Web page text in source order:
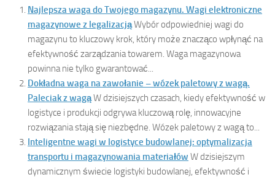
Najlepsza waga do Twojego magazynu. Wagi elektroniczne
magazynowe z legalizacjąWybór odpowiedniej wagi do
magazynu to kluczowy krok, który może znacząco wpłynąć na
efektywność zarządzania towarem. Waga magazynowa
powinna nie tylko gwarantować...
Dokładna waga na zawołanie – wózek paletowy z wagą.
Paleciak z wagąW dzisiejszych czasach, kiedy efektywność w
logistyce i produkcji odgrywa kluczową rolę, innowacyjne
rozwiązania stają się niezbędne. Wózek paletowy z wagą to...
Inteligentne wagi w logistyce budowlanej: optymalizacja
transportu i magazynowania materiałów W dzisiejszym
dynamicznym świecie logistyki budowlanej, efektywność i